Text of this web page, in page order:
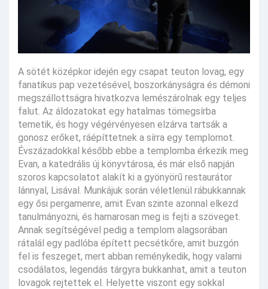
A sötét középkor idején egy csapat teuton lovag, egy
fanatikus pap vezetésével, boszorkányságra és démoni
megszállottságra hivatkozva lemészárolnak egy teljes
falut. Az áldozatokat egy hatalmas tömegsírba
temetik, és hogy végérvényesen elzárva tartsák a
gonosz erőket, ráépíttetnek a sírra egy templomot.
Évszázadokkal később ebbe a templomba érkezik meg
Evan, a katedrális új könyvtárosa, és már első napján
szoros kapcsolatot alakít ki a gyönyörű restaurátor
lánnyal, Lisával. Munkájuk során véletlenül rábukkannak
egy ősi pergamenre, amit Evan szinte azonnal elkezd
tanulmányozni, és hamarosan meg is fejti a szöveget.
Annak segítségével pedig a templom alagsorában
rátalál egy padlóba épített pecsétkőre, amit buzgón
fel is feszeget, mert abban reménykedik, hogy valami
csodálatos, legendás tárgyra bukkanhat, amit a teuton
lovagok rejtettek el. Helyette viszont egy sokkal